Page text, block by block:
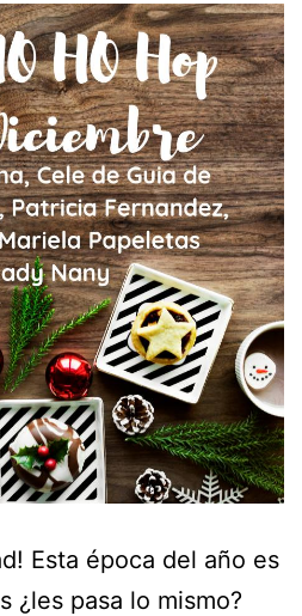
Esta época del año es
¿les pasa lo mismo?